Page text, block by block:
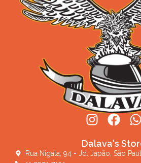
Dalava's
Rua Nigata, 94 - Jd. Japão, São